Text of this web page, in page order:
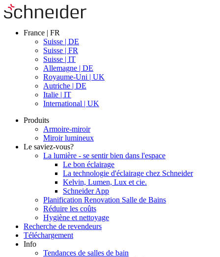
France | FR
Suisse | DE
Suisse | FR
Suisse | IT
Allemagne | DE
Royaume-Uni | UK
Autriche | DE
Italie | IT
International | UK
Produits
Armoire-miroir
Miroir lumineux
Le saviez-vous?
La lumière - se sentir bien dans l'espace
Le bon éclairage
La technologie d'éclairage chez Schneider
Kelvin, Lumen, Lux et cie.
Schneider App
Planification Renovation Salle de Bains
Réduire les coûts
Hygiène et nettoyage
Recherche de revendeurs
Téléchargement
Info
Tendances de salles de bain